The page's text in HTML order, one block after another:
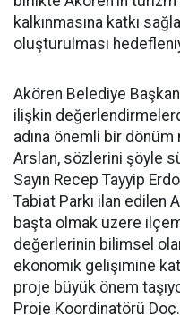
kalkınmasına katkı
oluşturulması
Akören Belediye
ilişkin
adına önemli bir
Arslan, sözlerini şöyle
Sayın Recep Tayyip
Tabiat Parkı ilan edilen
başta olmak üzere
değerlerinin bilimsel
ekonomik gelişimine
proje büyük önem
Proje Koordinatörü